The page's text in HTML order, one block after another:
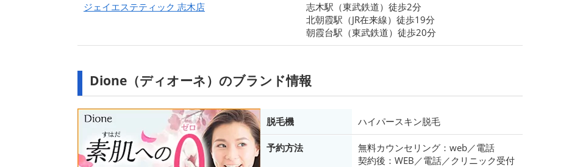
ジェイエステティック 志木店
志木駅（東武鉄道）徒歩2分
北朝霞駅（JR在来線）徒歩19分
朝霞台駅（東武鉄道）徒歩20分
Dione（ディオーネ）のブランド情報
脱毛機 ハイパースキン脱毛
予約方法
無料カウンセリング：web／電話
契約後：WEB／電話／クリニック受付